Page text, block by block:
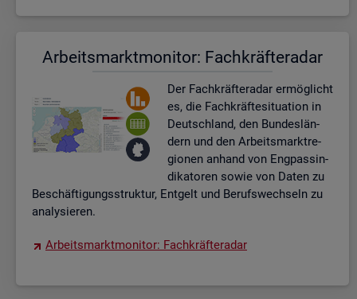
Ar­beits­markt­mo­ni­tor: Fach­kräf­te­ra­dar
Der Fach­kräf­te­ra­dar er­mög­licht
es, die Fach­kräf­te­si­tua­ti­on in
Deutsch­land, den Bun­des­län­
dern und den Ar­beits­markt­re­
gio­nen an­hand von Eng­pas­sin­
di­ka­to­ren sowie von Daten zu
Be­schäf­ti­gungs­struk­tur, Ent­gelt und Be­rufs­wech­seln zu
ana­ly­sie­ren.
Ar­beits­markt­mo­ni­tor: Fach­kräf­te­ra­dar